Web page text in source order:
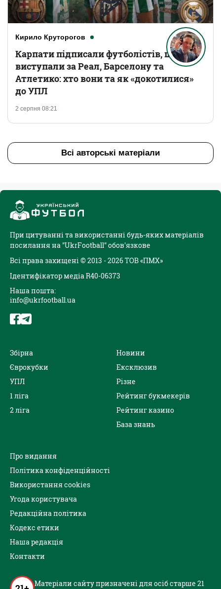
Кирило Круторогов
2 серпня 08:21
Карпати підписали футболістів, що
виступали за Реал, Барселону та
Атлетико: хто вони та як «докотилися»
до УПЛ
Всі авторські матеріали
При цитуванні та використанні будь-яких матеріалів
посилання на "UkrFootball" обов'язкове
Всі права захищені © 2013 - 2026 ТОВ «ПМХ»
Ідентифікатор медіа R40-06373
Наша пошта:
info@ukrfootball.ua
Збірна
Єврокубки
УПЛ
1 ліга
2 ліга
Новини
Ексклюзив
Різне
Рейтинг букмекерів
Рейтинг казино
База знань
Про видання
Політика конфіденційності
Використання cookies
Угода користувача
Редакційна політика
Кодекс етики
Наша редакція
Контакти
Матеріали сайту призначені для осіб старше 21